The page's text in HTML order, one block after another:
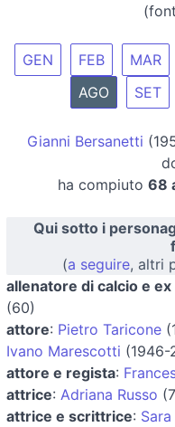
GEN FEB MAR
AGO
SET
Gianni Bersanetti
ha compiuto 68
Qui sotto i
(a seguire, altri
allenatore di calcio e
(60)
attore: Pietro Taricone
Ivano Marescotti (1946-
attore e regista:
attrice: Adriana Russo
attrice e scrittrice: